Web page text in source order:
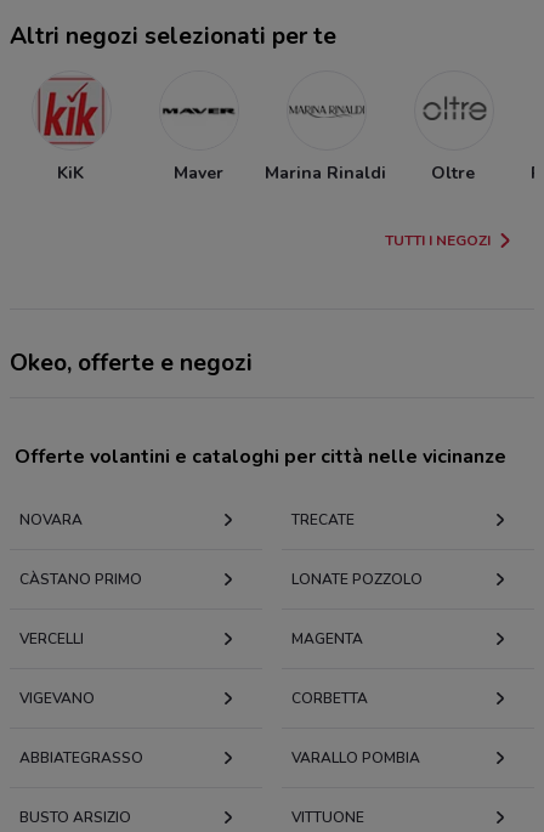
Altri negozi selezionati per te
KiK Maver Marina Rinaldi Oltre
TUTTI I NEGOZI
Okeo, offerte e negozi
Offerte volantini e cataloghi per città nelle vicinanze
NOVARA TRECATE
CÀSTANO PRIMO LONATE POZZOLO
VERCELLI MAGENTA
VIGEVANO CORBETTA
ABBIATEGRASSO VARALLO POMBIA
BUSTO ARSIZIO VITTUONE